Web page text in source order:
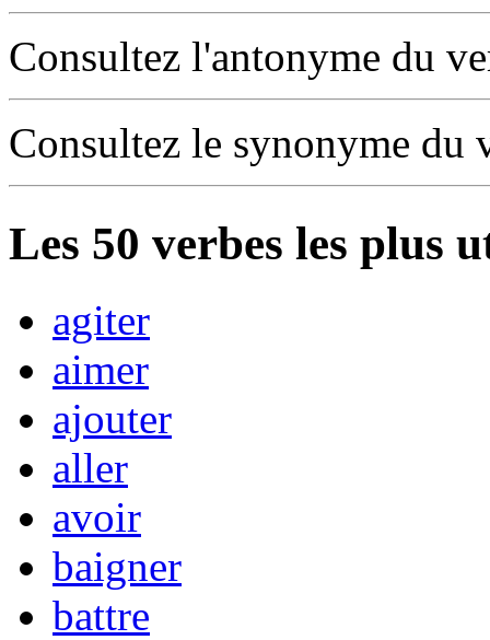
Consultez l'antonyme du
Consultez le synonyme du
Les 50 verbes les plus
agiter
aimer
ajouter
aller
avoir
baigner
battre